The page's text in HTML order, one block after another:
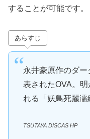
することが可能です。
あらすじ
永井豪原作のダ
表されたOVA。
れる「妖鳥死麗濡
TSUTAYA DISCAS HP